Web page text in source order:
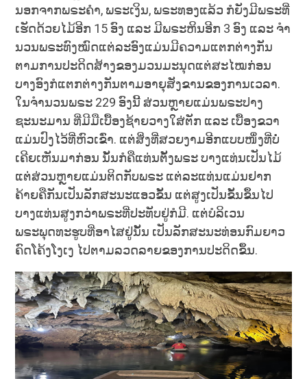
ນອກຈາກພຣະຄຳ, ພຣະເງິນ, ພຣະທອງແລ້ວ ກໍຍັງມີພຣະທີ່
ເຮັດດ້ວຍໄມ້ອີກ 15 ອົງ ແລະ ມີພຣະຫິນອີກ 3 ອົງ ແລະ ຈຳ
ນວນພຣະທົງໝົດແຕ່ລະອົງແມ່ນມີຄວາມແຕກຕ່າງກັນ
ຕາມການປະດິດສ້າງຂອງມວນມະນຸດແຕ່ສະໄໝກ່ອນ
ບາງອົງກໍແຕກຕ່າງກັນຕາມອາຍຸສັງຂານຂອງການເວລາ.
ໃນຈຳນວນພຣະ 229 ອົງນີ້ ສ່ວນຫຼາຍແມ່ນພຣະປາງ
ຊະນະມານ ທີ່ມີມືເບື້ອງຊ້າຍວາງໃສ່ຕັກ ແລະ ເບື້ອງຂວາ
ແມ່ນປົງໄວ້ທີ່ຫົວເຂົ່າ. ແຕ່ສິ່ງທີ່ສວຍງາມອີກແບບໜຶ່ງທີ່ບໍ່
ເຄີຍເຫັນມາກ່ອນ ນັ້ນກໍຄືແທ່ນຕັ້ງພຣະ ບາງແທ່ນເປັນໄມ້
ແຕ່ສ່ວນຫຼາຍແມ່ນຕິດກັບພຣະ ແຕ່ລະແທ່ນແມ່ນຢາກ
ຄ້າຍຄືກັນເປັນລັກສະນະແອວຂັ້ນ ແຕ່ສູງເປັນຂັ້ນຂຶ້ນໄປ
ບາງແທ່ນສູງກວ່າພຣະທີ່ປະທັບຢູ່ກໍມີ. ແຕ່ບໍລິເວນ
ພຣະພຸດທະຮູບທີ່ອາໄສຢູ່ນັ້ນ ເປັນລັກສະນະທ່ອນກົມຍາວ
ຄົດໂຄ້ງໂງເງ ໄປຕາມລວດລາຍຂອງການປະດິດຂຶ້ນ.